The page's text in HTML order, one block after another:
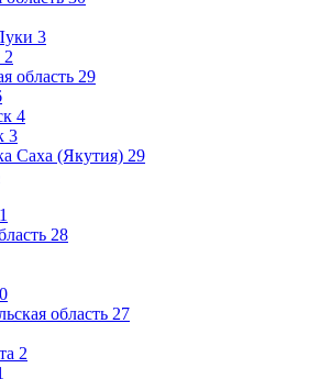
3
2
область 29
4
3
Саха (Якутия) 29
1
28
0
область 27
2